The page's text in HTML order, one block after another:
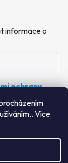
Více
informace o
ochrany